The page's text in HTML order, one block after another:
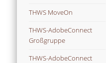
THWS MoveOn
THWS-AdobeConnect
Großgruppe
THWS-AdobeConnect